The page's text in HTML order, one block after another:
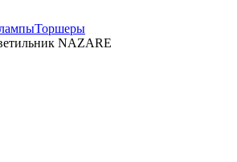
Торшеры
NAZARE